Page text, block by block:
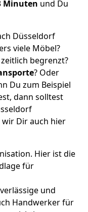
Minuten und Du
Düsseldorf
viele Möbel?
begrenzt?
? Oder
Du zum Beispiel
dann solltest
Dir auch hier
Hier ist die
für
und
Handwerker für